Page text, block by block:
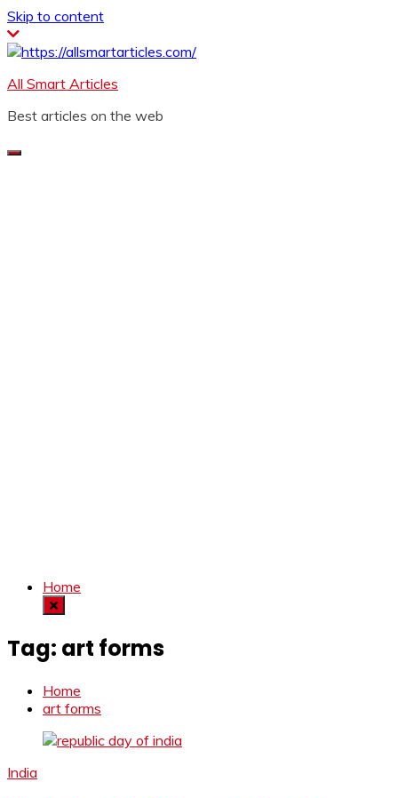
Skip to content
All Smart Articles
Best articles on the web
Home
Tag: art forms
Home
art forms
India